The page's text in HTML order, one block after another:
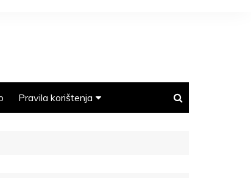
Pravila korištenja